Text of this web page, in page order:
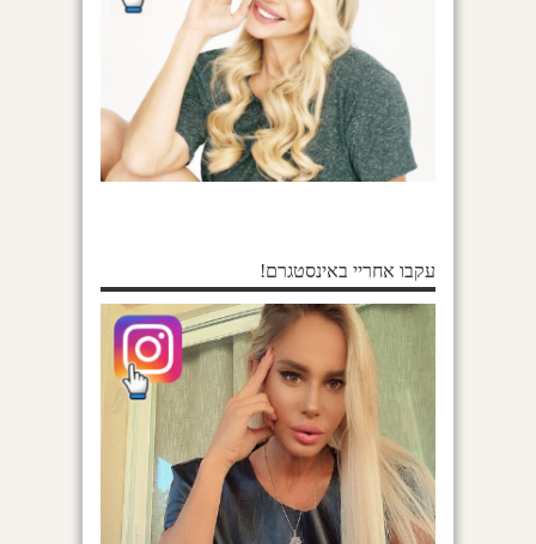
עקבו אחריי באינסטגרם!